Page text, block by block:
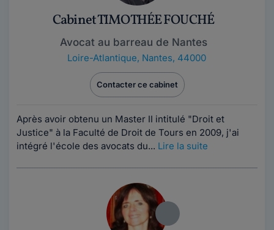
Cabinet TIMOTHÉE FOUCHÉ
Avocat au barreau de Nantes
Loire-Atlantique, Nantes, 44000
Contacter ce cabinet
Après avoir obtenu un Master II intitulé "Droit et
Justice" à la Faculté de Droit de Tours en 2009, j'ai
intégré l'école des avocats du... Lire la suite